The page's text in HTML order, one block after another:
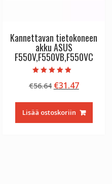
Kannettavan tietokoneen
akku ASUS
F550V,F550VB,F550VC
tuotteesta:
5.00
€56.64 Alkuperäinen
oli:
€56.64.
€31.47
on:
€31.47.
Lisää ostoskoriin